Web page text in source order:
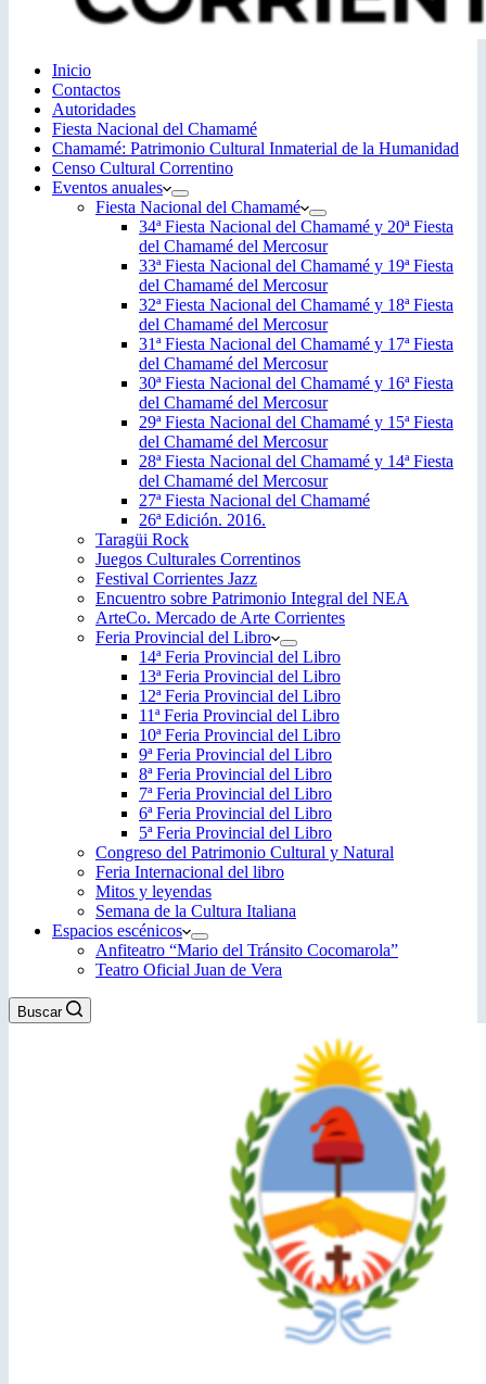
Inicio
Contactos
Autoridades
Fiesta Nacional del Chamamé
Chamamé: Patrimonio Cultural Inmaterial de la Humanidad
Censo Cultural Correntino
Eventos anuales
Fiesta Nacional del Chamamé
34ª Fiesta Nacional del Chamamé y 20ª Fiesta
del Chamamé del Mercosur
33ª Fiesta Nacional del Chamamé y 19ª Fiesta
del Chamamé del Mercosur
32ª Fiesta Nacional del Chamamé y 18ª Fiesta
del Chamamé del Mercosur
31ª Fiesta Nacional del Chamamé y 17ª Fiesta
del Chamamé del Mercosur
30ª Fiesta Nacional del Chamamé y 16ª Fiesta
del Chamamé del Mercosur
29ª Fiesta Nacional del Chamamé y 15ª Fiesta
del Chamamé del Mercosur
28ª Fiesta Nacional del Chamamé y 14ª Fiesta
del Chamamé del Mercosur
27ª Fiesta Nacional del Chamamé
26ª Edición. 2016.
Taragüi Rock
Juegos Culturales Correntinos
Festival Corrientes Jazz
Encuentro sobre Patrimonio Integral del NEA
ArteCo. Mercado de Arte Corrientes
Feria Provincial del Libro
14ª Feria Provincial del Libro
13ª Feria Provincial del Libro
12ª Feria Provincial del Libro
11ª Feria Provincial del Libro
10ª Feria Provincial del Libro
9ª Feria Provincial del Libro
8ª Feria Provincial del Libro
7ª Feria Provincial del Libro
6ª Feria Provincial del Libro
5ª Feria Provincial del Libro
Congreso del Patrimonio Cultural y Natural
Feria Internacional del libro
Mitos y leyendas
Semana de la Cultura Italiana
Espacios escénicos
Anfiteatro “Mario del Tránsito Cocomarola”
Teatro Oficial Juan de Vera
Buscar